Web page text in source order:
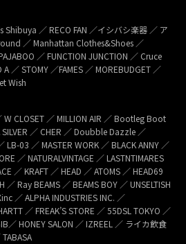
Shibuya ／ RECO FAN ／イシバシ楽器 ／ ア
／ Manhattan Clothes&Shoes ／
／ FUNCTION JUNCTION ／ Cruce
／ STOMY ／FAMES ／ MOREBUDGET ／
Wish
W CLOSET ／ MILLION AIR ／ Bootleg Boot
／ CHER ／ Doubble Dazzle ／
LB-03 ／ MASTER WORK ／ BLACK ANNY ／
／ NATURALVINTAGE ／ LASTNTIMARES
／ KRAFT ／ HEAD ／ ATOMS ／ HEAD69
／ Ray BEAMS ／ BEAMS BOY ／ UNSELTISH
／ ALPHA INDUSTRIES INC. ／
／ FREAK’S STORE ／ 55DSL TOKYO ／
／ HONEY SALON ／ IZREEL ／ ライカ飲食